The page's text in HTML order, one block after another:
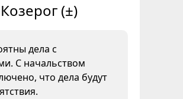
(±)
дела с
С начальством
что дела будут